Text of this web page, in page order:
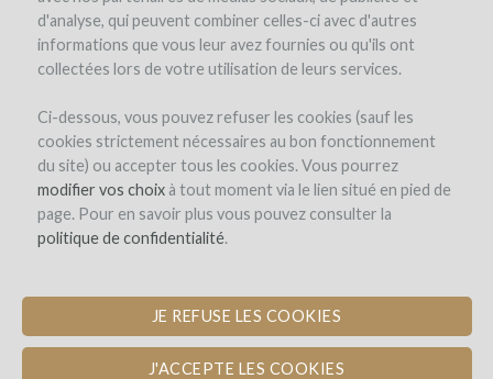
d'analyse, qui peuvent combiner celles-ci avec d'autres
informations que vous leur avez fournies ou qu'ils ont
collectées lors de votre utilisation de leurs services.
Ci-dessous, vous pouvez refuser les cookies (sauf les
cookies strictement nécessaires au bon fonctionnement
du site) ou accepter tous les cookies. Vous pourrez
modifier vos choixà tout moment via le lien situé en pied de
page. Pour en savoir plus vous pouvez consulter la
politique de confidentialité.
JE REFUSE LES COOKIES
J'ACCEPTE LES COOKIES
Gîte des Deux Fontaines
COMPRA DE UNA CASA PARA EL
ENOTOURISMO Y LA VINIFICACION